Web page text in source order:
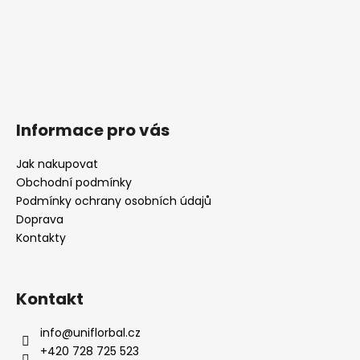
Informace pro vás
Jak nakupovat
Obchodní podmínky
Podmínky ochrany osobních údajů
Doprava
Kontakty
Kontakt
info@uniflorbal.cz
+420 728 725 523